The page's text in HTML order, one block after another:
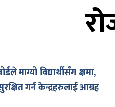
माग्यो विद्यार्थीसँग क्षमा,
सुरक्षित गर्न केन्द्रहरुलाई आग्रह